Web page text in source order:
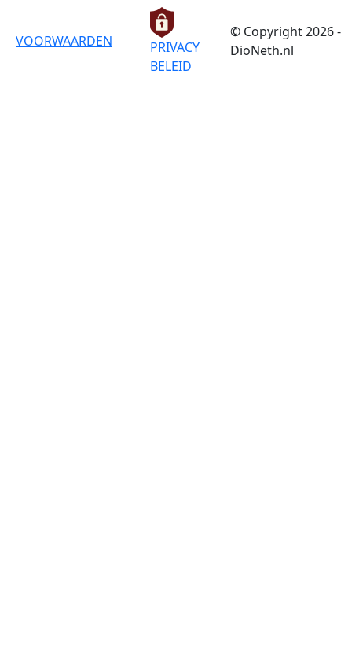
VOORWAARDEN
PRIVACY
BELEID
© Copyright 2026 -
DioNeth.nl